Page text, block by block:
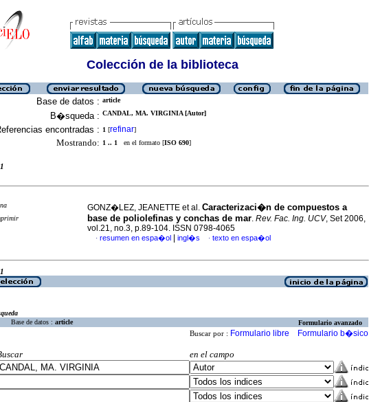
Colección de la biblioteca
Base de datos : article
B�squeda : CANDAL, MA. VIRGINIA [Autor]
encontradas : 1 [refinar]
Mostrando: 1 .. 1 en el formato [ISO 690]
GONZ�LEZ, JEANETTE et al. Caracterizaci�n de compuestos a
base de poliolefinas y conchas de mar. Rev. Fac. Ing. UCV, Set 2006,
vol.21, no.3, p.89-104. ISSN 0798-4065
· resumen en espa�ol ingl�s · texto en espa�ol
Base de datos : article Formulario avanzado
Buscar por : Formulario libre Formulario b�sico
en el campo